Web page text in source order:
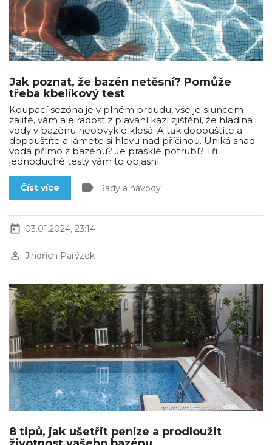
Jak poznat, že bazén netěsní? Pomůže
třeba kbelíkový test
Koupací sezóna je v plném proudu, vše je sluncem
zalité, vám ale radost z plavání kazí zjištění, že hladina
vody v bazénu neobvykle klesá. A tak dopouštíte a
dopouštíte a lámete si hlavu nad příčinou. Uniká snad
voda přímo z bazénu? Je prasklé potrubí? Tři
jednoduché testy vám to objasní.
Číst více label Rady a návody
today 03.01.2024, 23:14
perm_identity Jindřich Parýzek
8 tipů, jak ušetřit peníze a prodloužit